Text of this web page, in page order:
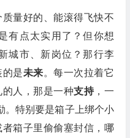
量好的、能滚得飞快不
有点太实用了？但你想
城市、新岗位？那行李
是未来。每一次拉着它
人，那是一种支持，一
。特别要是箱子上绑个小
箱子里偷偷塞封信，哪